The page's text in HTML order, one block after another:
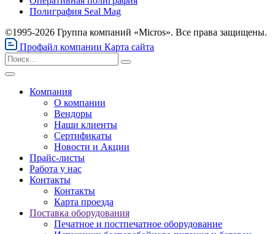
Полиграфия Seal Mag
©1995-2026 Группа компаний «Micros». Все права защищены.
Профайл компании Карта сайта
Компания
О компании
Вендоры
Наши клиенты
Сертификаты
Новости и Акции
Прайс-листы
Работа у нас
Контакты
Контакты
Карта проезда
Поставка оборудования
Печатное и постпечатное оборудование